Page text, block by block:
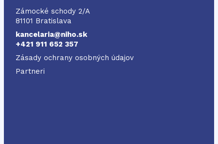
NIHO
Zámocké schody 2/A
81101 Bratislava
kancelaria@niho.sk
+421 911 652 357
Zásady ochrany osobných údajov
Partneri